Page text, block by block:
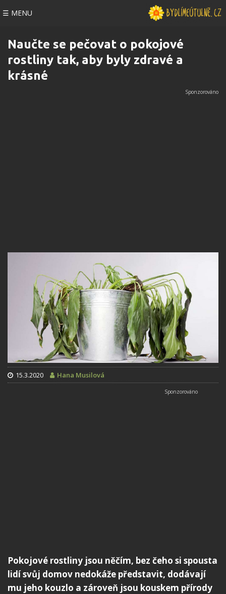
☰ MENU
Naučte se pečovat o pokojové
rostliny tak, aby byly zdravé a
krásné
15.3.2020 Hana Musilová
Pokojové rostliny jsou něčím, bez čeho si spousta
lidí svůj domov nedokáže představit, dodávají
mu jeho kouzlo a zároveň jsou kouskem přírody